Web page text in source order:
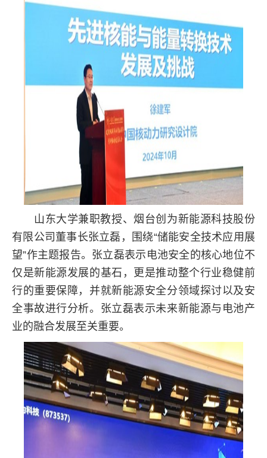
山东大学兼职教授、烟台创为新能源科技股份
有限公司董事长张立磊，围绕“储能安全技术应用展
望”作主题报告。张立磊表示电池安全的核心地位不
仅是新能源发展的基石，更是推动整个行业稳健前
行的重要保障，并就新能源安全分领域探讨以及安
全事故进行分析。张立磊表示未来新能源与电池产
业的融合发展至关重要。